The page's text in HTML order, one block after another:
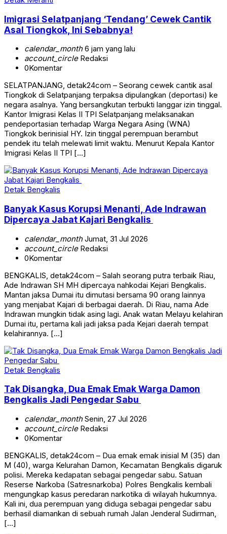
Imigrasi Selatpanjang ‘Tendang’ Cewek Cantik
Asal Tiongkok, Ini Sebabnya!
calendar_month6 jam yang lalu
account_circleRedaksi
0Komentar
SELATPANJANG, detak24com – Seorang cewek cantik asal
Tiongkok di Selatpanjang terpaksa dipulangkan (deportasi) ke
negara asalnya. Yang bersangkutan terbukti langgar izin tinggal.
Kantor Imigrasi Kelas II TPI Selatpanjang melaksanakan
pendeportasian terhadap Warga Negara Asing (WNA)
Tiongkok berinisial HY. Izin tinggal perempuan berambut
pendek itu telah melewati limit waktu. Menurut Kepala Kantor
Imigrasi Kelas II TPI […]
Detak Bengkalis
Banyak Kasus Korupsi Menanti, Ade Indrawan
Dipercaya Jabat Kajari Bengkalis
calendar_monthJumat, 31 Jul 2026
account_circleRedaksi
0Komentar
BENGKALIS, detak24com – Salah seorang putra terbaik Riau,
Ade Indrawan SH MH dipercaya nahkodai Kejari Bengkalis.
Mantan jaksa Dumai itu dimutasi bersama 90 orang lainnya
yang menjabat Kajari di berbagai daerah. Di Riau, nama Ade
Indrawan mungkin tidak asing lagi. Anak watan Melayu kelahiran
Dumai itu, pertama kali jadi jaksa pada Kejari daerah tempat
kelahirannya. […]
Detak Bengkalis
Tak Disangka, Dua Emak Emak Warga Damon
Bengkalis Jadi Pengedar Sabu
calendar_monthSenin, 27 Jul 2026
account_circleRedaksi
0Komentar
BENGKALIS, detak24com – Dua emak emak inisial M (35) dan
M (40), warga Kelurahan Damon, Kecamatan Bengkalis digaruk
polisi. Mereka kedapatan sebagai pengedar sabu. Satuan
Reserse Narkoba (Satresnarkoba) Polres Bengkalis kembali
mengungkap kasus peredaran narkotika di wilayah hukumnya.
Kali ini, dua perempuan yang diduga sebagai pengedar sabu
berhasil diamankan di sebuah rumah Jalan Jenderal Sudirman,
[…]